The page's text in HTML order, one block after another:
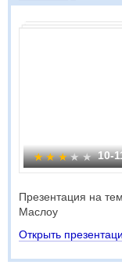
10-
Презентация на
Маслоу
Открыть